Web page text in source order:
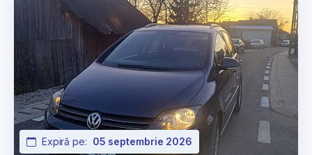
Expiră pe: 05 septembrie 2026